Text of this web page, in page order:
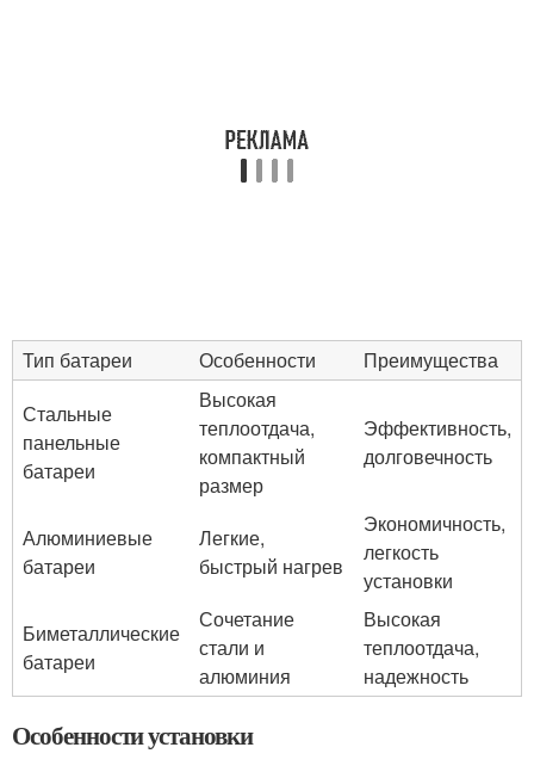
Тип батареи Особенности
Преимущества
Стальные
панельные
батареи
Высокая
теплоотдача,
компактный
размер
Эффективность,
долговечность
Алюминиевые
батареи
Легкие,
быстрый нагрев
Экономичность,
легкость
установки
Биметаллические
батареи
Сочетание
стали и
алюминия
Высокая
теплоотдача,
надежность
Особенности установки